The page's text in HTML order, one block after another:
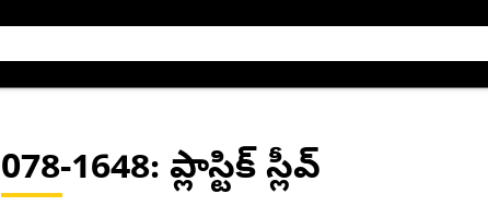
078-1648: ప్లాస్టిక్ స్లీవ్